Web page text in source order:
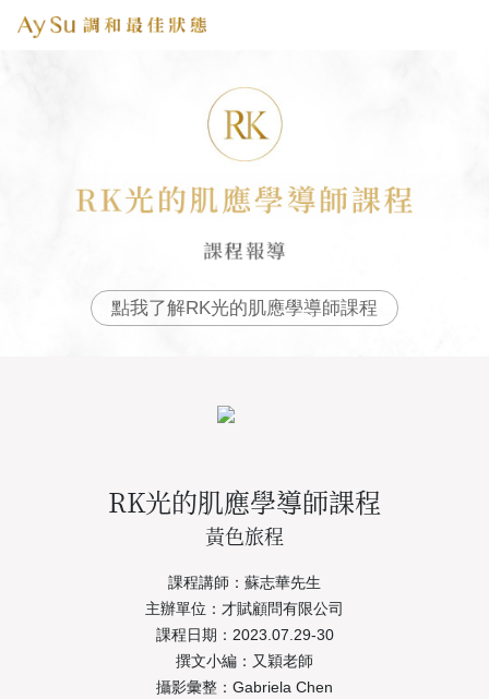
點我了解RK光的肌應學導師課程
RK光的肌應學導師課程
黃色旅程
課程講師：蘇志華先生
主辦單位：才賦顧問有限公司
課程日期：2023.07.29-30
撰文小編：又穎老師
攝影彙整：Gabriela Chen